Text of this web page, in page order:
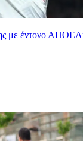
με έντονο